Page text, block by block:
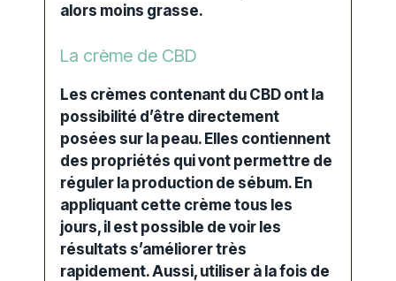
alors moins grasse.
La crème de CBD
Les crèmes contenant du CBD ont la
possibilité d’être directement
posées sur la peau. Elles contiennent
des propriétés qui vont permettre de
réguler la production de sébum. En
appliquant cette crème tous les
jours, il est possible de voir les
résultats s’améliorer très
rapidement. Aussi, utiliser à la fois de